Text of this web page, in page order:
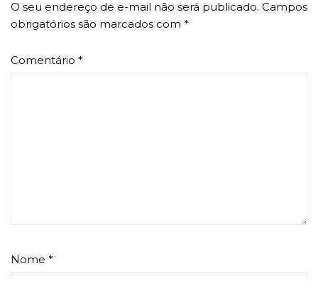
O seu endereço de e-mail não será publicado. Campos
obrigatórios são marcados com *
Comentário *
Nome *